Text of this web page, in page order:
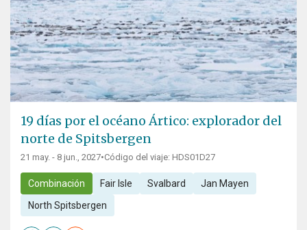
19 días por el océano Ártico: explorador del
norte de Spitsbergen
21 may. - 8 jun., 2027•Código del viaje: HDS01D27
Combinación Fair Isle Svalbard Jan Mayen
North Spitsbergen